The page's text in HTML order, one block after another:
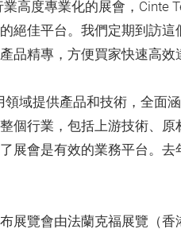
高度專業化的展會，Cinte
絕佳平台。我們定期到訪這
品精專，方便買家快速高效
領域提供產品和技術，全面
個行業，包括上游技術、
展會是有效的業務平台。去
展覽會由法蘭克福展覽（